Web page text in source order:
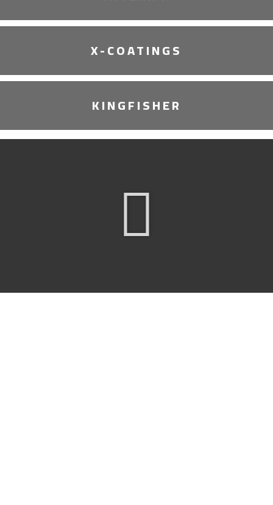
X-COATINGS
KINGFISHER